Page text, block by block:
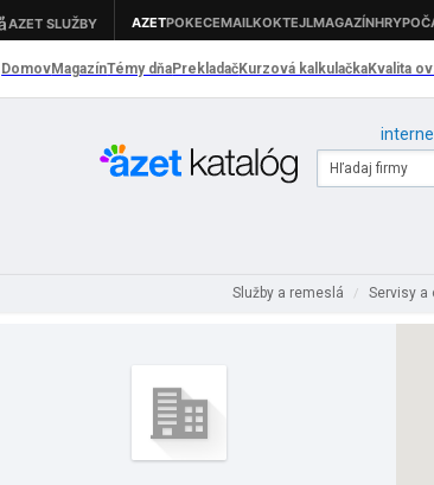
Služby a remeslá / Servisy a